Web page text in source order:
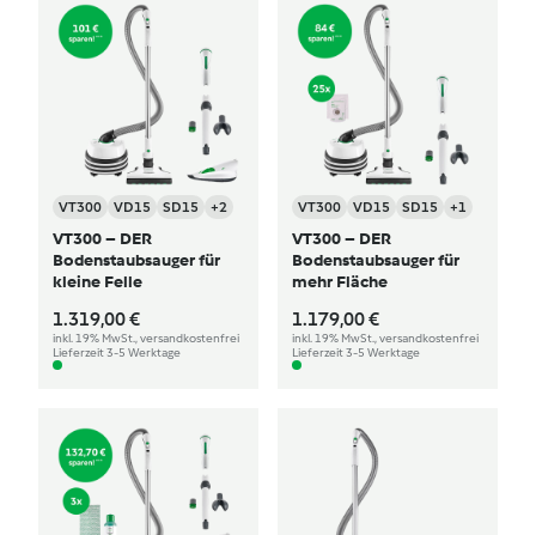
VT300 VD15 SD15 +2
VT300 – DER
Bodenstaubsauger für
kleine Felle
1.319,00 €
inkl. 19% MwSt., versandkostenfrei
Lieferzeit 3-5 Werktage
VT300 VD15 SD15 +1
VT300 – DER
Bodenstaubsauger für
mehr Fläche
1.179,00 €
inkl. 19% MwSt., versandkostenfrei
Lieferzeit 3-5 Werktage